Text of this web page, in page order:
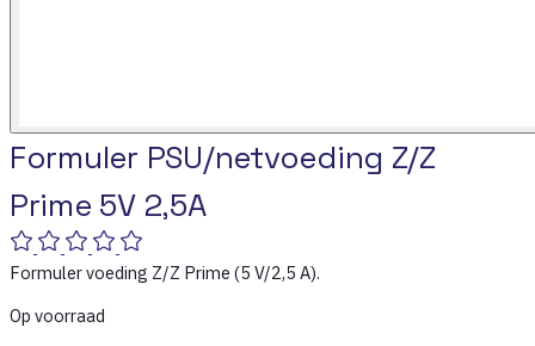
Formuler PSU/netvoeding Z/Z
Prime 5V 2,5A
Formuler voeding Z/Z Prime (5 V/2,5 A).
Op voorraad